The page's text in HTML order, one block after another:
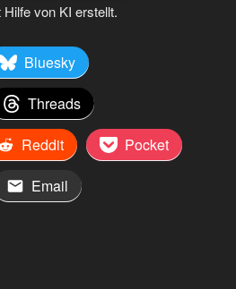
von KI erstellt.
Bluesky
Threads
Reddit
Pocket
Email